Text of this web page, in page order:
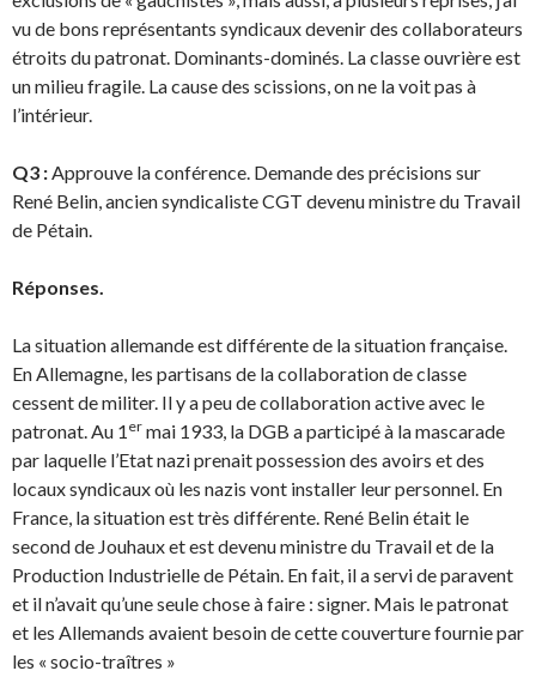
vu de bons représentants syndicaux devenir des collaborateurs
étroits du patronat. Dominants-dominés. La classe ouvrière est
un milieu fragile. La cause des scissions, on ne la voit pas à
l’intérieur.
Q3 :Approuve la conférence. Demande des précisions sur
René Belin, ancien syndicaliste CGT devenu ministre du Travail
de Pétain.
Réponses.
La situation allemande est différente de la situation française.
En Allemagne, les partisans de la collaboration de classe
cessent de militer. Il y a peu de collaboration active avec le
patronat. Au 1 er mai 1933, la DGB a participé à la mascarade
par laquelle l’Etat nazi prenait possession des avoirs et des
locaux syndicaux où les nazis vont installer leur personnel. En
France, la situation est très différente. René Belin était le
second de Jouhaux et est devenu ministre du Travail et de la
Production Industrielle de Pétain. En fait, il a servi de paravent
et il n’avait qu’une seule chose à faire : signer. Mais le patronat
et les Allemands avaient besoin de cette couverture fournie par
les « socio-traîtres »